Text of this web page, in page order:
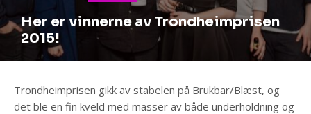
Her er vinnerne av Trondheimprisen
2015!
Trondheimprisen gikk av stabelen på Brukbar/Blæst, og
det ble en fin kveld med masser av både underholdning og